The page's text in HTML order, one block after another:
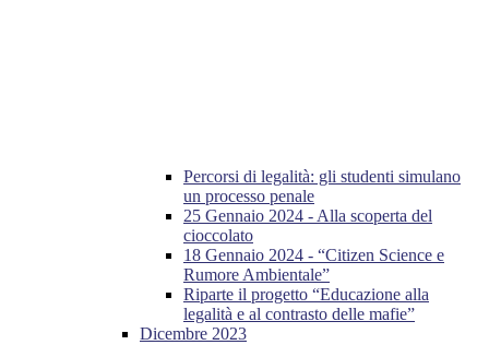
Percorsi di legalità: gli studenti simulano
un processo penale
25 Gennaio 2024 - Alla scoperta del
cioccolato
18 Gennaio 2024 - “Citizen Science e
Rumore Ambientale”
Riparte il progetto “Educazione alla
legalità e al contrasto delle mafie”
Dicembre 2023